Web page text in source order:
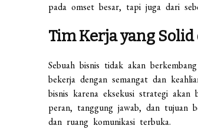
pada omset besar, tapi juga dari
Tim Kerja yang
Sebuah bisnis tidak akan
bekerja dengan semangat dan
bisnis karena eksekusi strategi
peran, tanggung jawab, dan tujuan
dan ruang komunikasi terbuka.